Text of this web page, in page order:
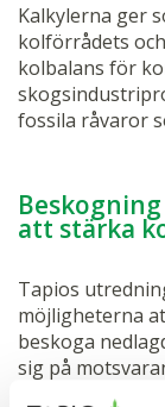
Kalkylerna ger
kolförrådets
kolbalans för
fossila råvaror
att stärka
Tapios
möjligheterna
beskoga
sig på
på fastlandet,